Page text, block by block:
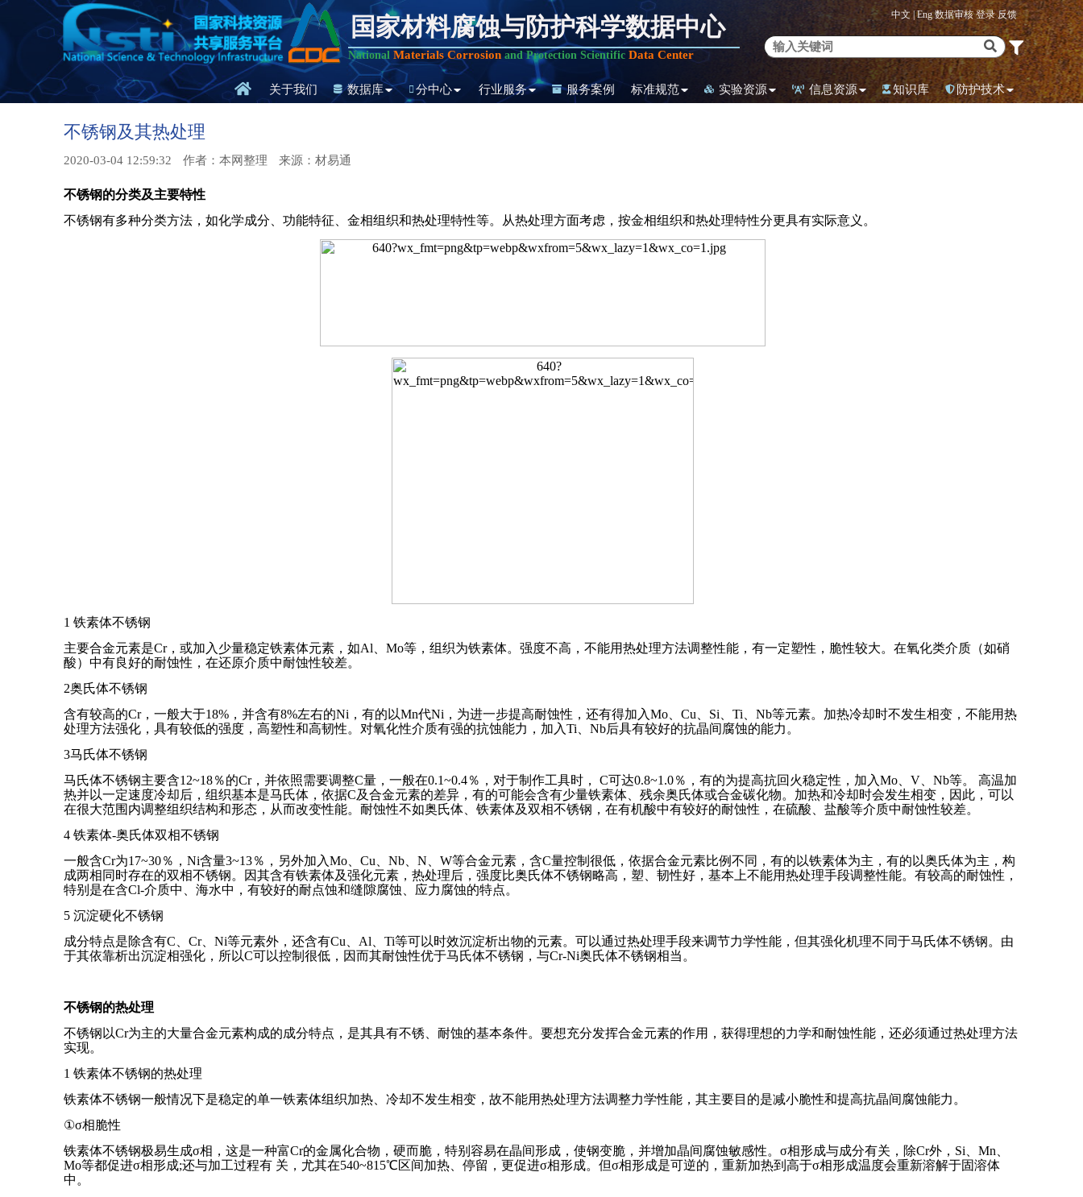
国家材料腐蚀与防护科学数据中心
National Materials Corrosionand Protection Scientific Data Center
中文 |Eng 数据审核登录反馈
关于我们 数据库 分中心 行业服务 服务案例 标准规范 实验资源 信息资源 知识库 防护技术
不锈钢及其热处理
2020-03-04 12:59:32 作者：本网整理 来源：材易通
不锈钢的分类及主要特性
不锈钢有多种分类方法，如化学成分、功能特征、金相组织和热处理特性等。从热处理方面考虑，按金相组织和热处理特性分更具有实际意义。
1 铁素体不锈钢
主要合金元素是Cr，或加入少量稳定铁素体元素，如Al、Mo等，组织为铁素体。强度不高，不能用热处理方法调整性能，有一定塑性，脆性较大。在氧化类介质（如硝
酸）中有良好的耐蚀性，在还原介质中耐蚀性较差。
2奥氏体不锈钢
含有较高的Cr，一般大于18%，并含有8%左右的Ni，有的以Mn代Ni，为进一步提高耐蚀性，还有得加入Mo、Cu、Si、Ti、Nb等元素。加热冷却时不发生相变，不能用热
处理方法强化，具有较低的强度，高塑性和高韧性。对氧化性介质有强的抗蚀能力，加入Ti、Nb后具有较好的抗晶间腐蚀的能力。
3马氏体不锈钢
马氏体不锈钢主要含12~18％的Cr，并依照需要调整C量，一般在0.1~0.4％，对于制作工具时， C可达0.8~1.0％，有的为提高抗回火稳定性，加入Mo、V、Nb等。 高温加
热并以一定速度冷却后，组织基本是马氏体，依据C及合金元素的差异，有的可能会含有少量铁素体、残余奥氏体或合金碳化物。加热和冷却时会发生相变，因此，可以
在很大范围内调整组织结构和形态，从而改变性能。耐蚀性不如奥氏体、铁素体及双相不锈钢，在有机酸中有较好的耐蚀性，在硫酸、盐酸等介质中耐蚀性较差。
4 铁素体-奥氏体双相不锈钢
一般含Cr为17~30％，Ni含量3~13％，另外加入Mo、Cu、Nb、N、W等合金元素，含C量控制很低，依据合金元素比例不同，有的以铁素体为主，有的以奥氏体为主，构
成两相同时存在的双相不锈钢。因其含有铁素体及强化元素，热处理后，强度比奥氏体不锈钢略高，塑、韧性好，基本上不能用热处理手段调整性能。有较高的耐蚀性，
特别是在含Cl-介质中、海水中，有较好的耐点蚀和缝隙腐蚀、应力腐蚀的特点。
5 沉淀硬化不锈钢
成分特点是除含有C、Cr、Ni等元素外，还含有Cu、Al、Ti等可以时效沉淀析出物的元素。可以通过热处理手段来调节力学性能，但其强化机理不同于马氏体不锈钢。由
于其依靠析出沉淀相强化，所以C可以控制很低，因而其耐蚀性优于马氏体不锈钢，与Cr-Ni奥氏体不锈钢相当。
不锈钢的热处理
不锈钢以Cr为主的大量合金元素构成的成分特点，是其具有不锈、耐蚀的基本条件。要想充分发挥合金元素的作用，获得理想的力学和耐蚀性能，还必须通过热处理方法
实现。
1 铁素体不锈钢的热处理
铁素体不锈钢一般情况下是稳定的单一铁素体组织加热、冷却不发生相变，故不能用热处理方法调整力学性能，其主要目的是减小脆性和提高抗晶间腐蚀能力。
①σ相脆性
铁素体不锈钢极易生成σ相，这是一种富Cr的金属化合物，硬而脆，特别容易在晶间形成，使钢变脆，并增加晶间腐蚀敏感性。σ相形成与成分有关，除Cr外，Si、Mn、
Mo等都促进σ相形成;还与加工过程有 关，尤其在540~815℃区间加热、停留，更促进σ相形成。但σ相形成是可逆的，重新加热到高于σ相形成温度会重新溶解于固溶体
中。